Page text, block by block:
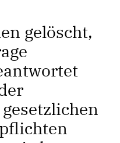
gelöscht,